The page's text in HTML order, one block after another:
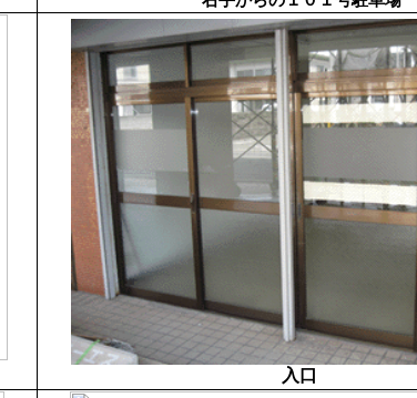
入口